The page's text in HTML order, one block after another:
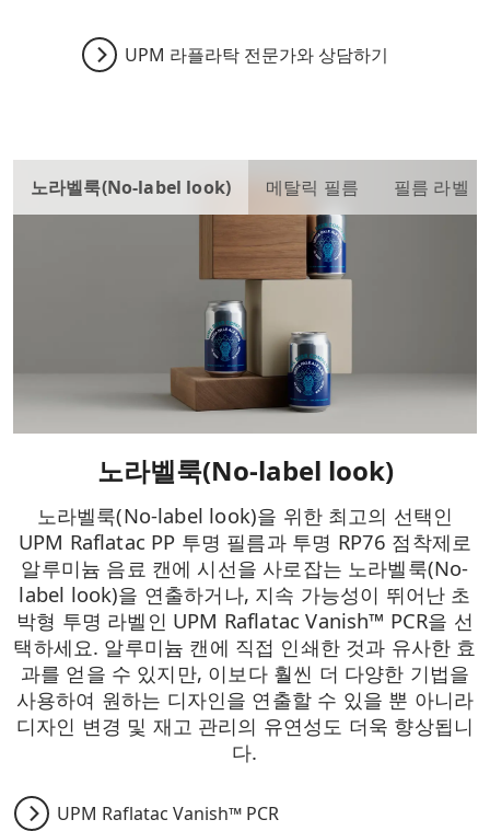
UPM 라플라탁 전문가와 상담하기
노라벨룩(No-label look) 메탈릭 필름 필름 라벨
노라벨룩(No-label look)
노라벨룩(No-label look)을 위한 최고의 선택인
UPM Raflatac PP 투명 필름과 투명 RP76 점착제로
알루미늄 음료 캔에 시선을 사로잡는 노라벨룩(No-
label look)을 연출하거나, 지속 가능성이 뛰어난 초
박형 투명 라벨인 UPM Raflatac Vanish™ PCR을 선
택하세요. 알루미늄 캔에 직접 인쇄한 것과 유사한 효
과를 얻을 수 있지만, 이보다 훨씬 더 다양한 기법을
사용하여 원하는 디자인을 연출할 수 있을 뿐 아니라
디자인 변경 및 재고 관리의 유연성도 더욱 향상됩니
다.
UPM Raflatac Vanish™ PCR